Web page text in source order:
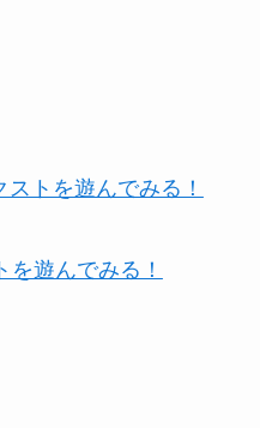
トを遊んでみる！
遊んでみる！